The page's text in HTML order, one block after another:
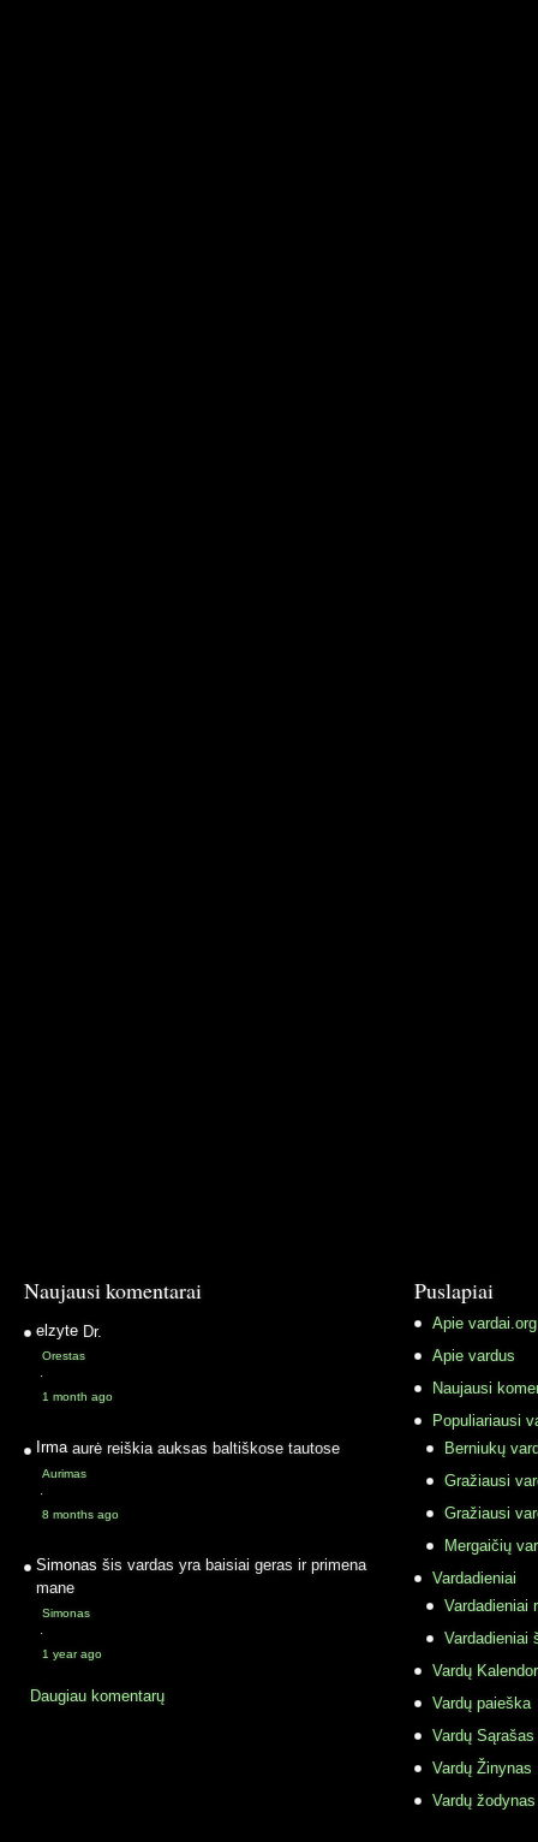
Naujausi komentarai
elzyte Dr.
Orestas
·
1 month ago
Irma aurė reiškia auksas baltiškose tautose
Aurimas
·
8 months ago
Simonas šis vardas yra baisiai geras ir primena
mane
Simonas
·
1 year ago
Daugiau komentarų
Puslapiai
Apie vardai.org
Apie vardus
Naujausi
Populiariausi
Berniukų
Gražiausi
Gražiausi
Mergaičių
Vardadieniai
Vardadieniai
Vardadieniai
Vardų
Vardų paieška
Vardų Sąrašas
Vardų Žinynas
Vardų